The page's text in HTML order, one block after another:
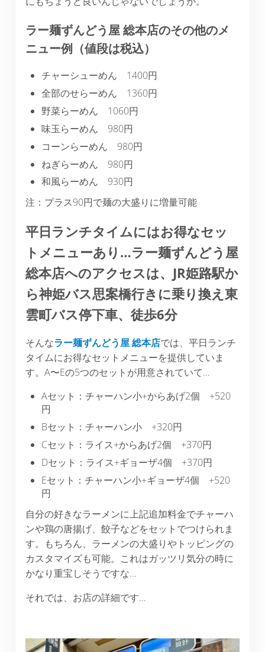
ラー麺ずんどう屋 総本店のその他のメ
ニュー例（値段は税込）
チャーシューめん 1400円
全部のせらーめん 1360円
野菜らーめん 1060円
味玉らーめん 980円
コーンらーめん 980円
ねぎらーめん 980円
和風らーめん 930円
注：プラス90円で麺の大盛りに増量可能
平日ランチタイムにはお得なセッ
トメニューあり…ラー麺ずんどう屋
総本店へのアクセスは、JR姫路駅か
ら神姫バス思案橋行きに乗り換え東
雲町バス停下車、徒歩6分
そんなラー麺ずんどう屋 総本店では、平日ランチ
タイムにお得なセットメニューを提供していま
す。A〜Eの5つのセットが用意されていて…
Aセット：チャーハン小+からあげ2個 +520
円
Bセット：チャーハン小 +320円
Cセット：ライス+からあげ2個 +370円
Dセット：ライス+ギョーザ4個 +370円
Eセット：チャーハン小+ギョーザ4個 +520
円
自分の好きなラーメンに上記追加料金でチャーハ
ンや鶏の唐揚げ、餃子などをセットでつけられま
す。もちろん、ラーメンの大盛りやトッピングの
カスタマイズも可能。これはガッツリ気分の時に
かなり重宝しそうですな…
それでは、お店の詳細です…